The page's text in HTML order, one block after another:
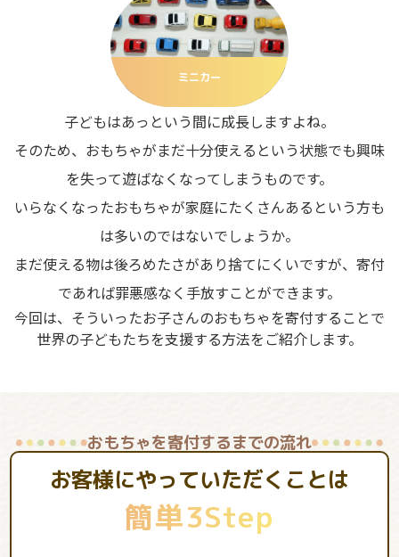
ミニカー
子どもはあっという間に成長しますよね。
そのため、おもちゃがまだ十分使えるという状態でも興味
を失って遊ばなくなってしまうものです。
いらなくなったおもちゃが家庭にたくさんあるという方も
は多いのではないでしょうか。
まだ使える物は後ろめたさがあり捨てにくいですが、寄付
であれば罪悪感なく手放すことができます。
今回は、そういったお子さんのおもちゃを寄付することで
世界の子どもたちを支援する方法をご紹介します。
おもちゃを寄付するまでの流れ
お客様にやっていただくことは
簡単3Step